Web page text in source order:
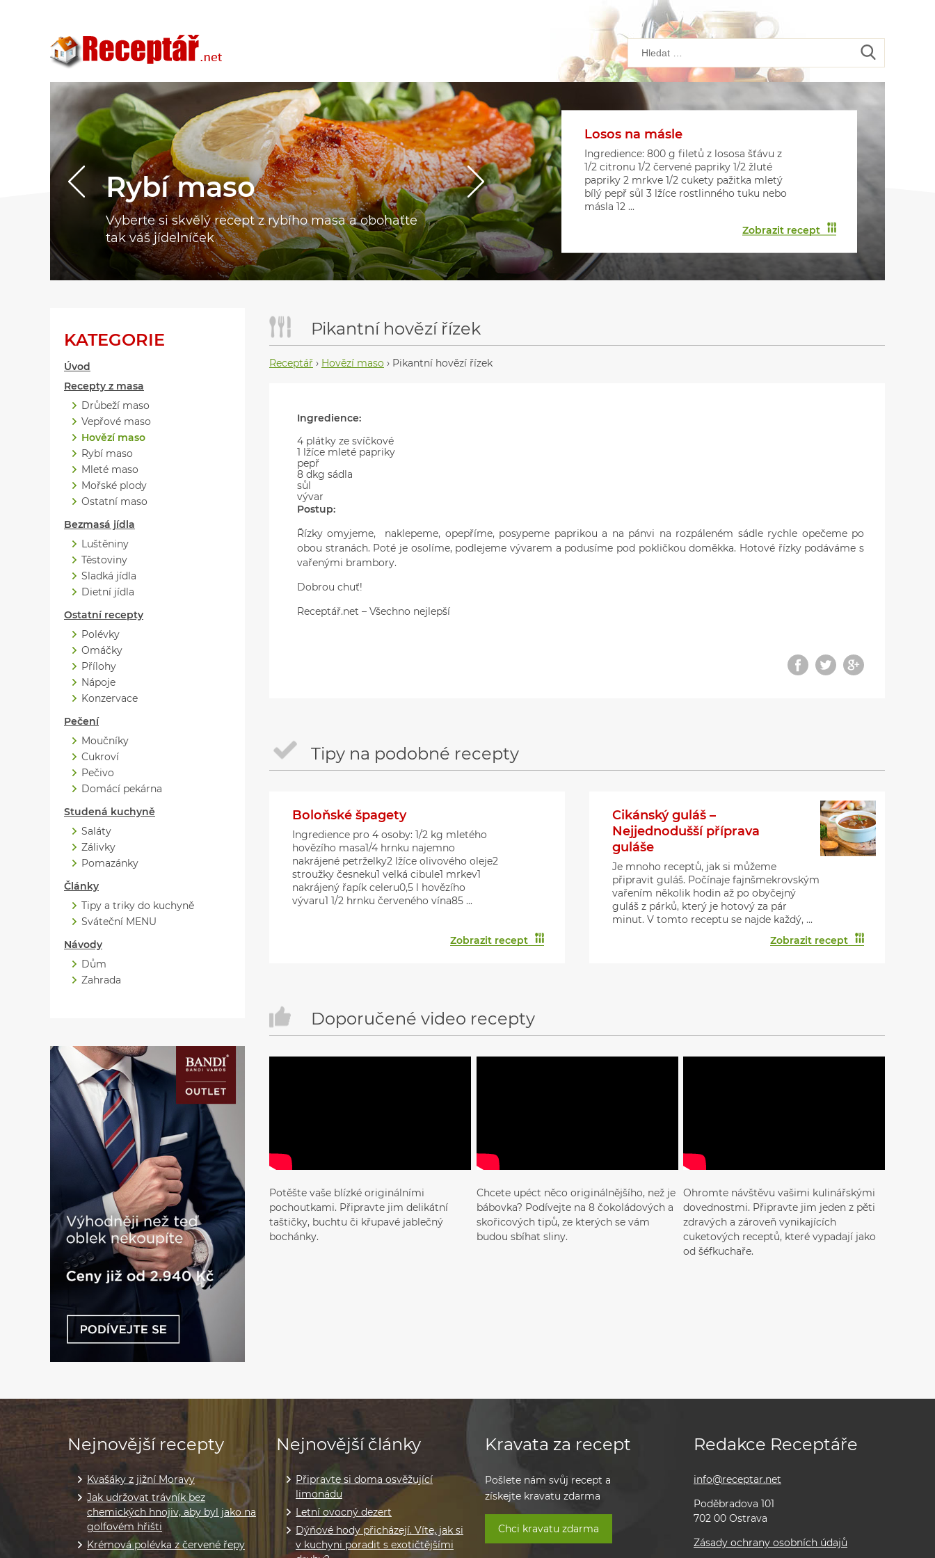
Rybí maso
Vyberte si skvělý recept z rybího masa a obohaťte
tak váš jídelníček
Losos na másle
Ingredience: 800 g filetů z lososa šťávu z
1/2 citronu 1/2 červené papriky 1/2 žluté
papriky 2 mrkve 1/2 cukety pažitka mletý
bílý pepř sůl 3 lžíce rostlinného tuku nebo
másla 12 ...
Zobrazit recept
Květákové placičky s houbami
Srdíčkové muffiny
KATEGORIE
Úvod
Recepty z masa
Drůbeží maso
Vepřové maso
Hovězí maso
Rybí maso
Mleté maso
Mořské plody
Ostatní maso
Bezmasá jídla
Luštěniny
Těstoviny
Sladká jídla
Dietní jídla
Ostatní recepty
Polévky
Omáčky
Přílohy
Nápoje
Konzervace
Pečení
Moučníky
Cukroví
Pečivo
Domácí pekárna
Studená kuchyně
Saláty
Zálivky
Pomazánky
Články
Tipy a triky do kuchyně
Sváteční MENU
Návody
Dům
Zahrada
Pikantní hovězí řízek
Receptář › Hovězí maso › Pikantní hovězí řízek
Ingredience:
4 plátky ze svíčkové
1 lžíce mleté papriky
pepř
8 dkg sádla
sůl
vývar
Postup:
Řízky omyjeme, naklepeme, opepříme, posypeme paprikou a na pánvi na rozpáleném sádle rychle opečeme po
obou stranách. Poté je osolíme, podlejeme vývarem a podusíme pod pokličkou doměkka. Hotové řízky podáváme s
vařenými brambory.
Dobrou chuť!
Receptář.net – Všechno nejlepší
Tipy na podobné recepty
Boloňské špagety
Ingredience pro 4 osoby: 1/2 kg mletého
hovězího masa1/4 hrnku najemno
nakrájené petrželky2 lžíce olivového oleje2
stroužky česneku1 velká cibule1 mrkev1
nakrájený řapík celeru0,5 l hovězího
vývaru1 1/2 hrnku červeného vína85 ...
Zobrazit recept
Cikánský guláš –
Nejjednodušší příprava
guláše
Je mnoho receptů, jak si můžeme
připravit guláš. Počínaje fajnšmekrovským
vařením několik hodin až po obyčejný
guláš z párků, který je hotový za pár
minut. V tomto receptu se najde každý, ...
Zobrazit recept
Doporučené video recepty
Potěšte vaše blízké originálními
pochoutkami. Připravte jim delikátní
taštičky, buchtu či křupavé jablečný
bochánky.
Chcete upéct něco originálnějšího, než je
bábovka? Podívejte na 8 čokoládových a
skořicových tipů, ze kterých se vám
budou sbíhat sliny.
Ohromte návštěvu vašimi kulinářskými
dovednostmi. Připravte jim jeden z pěti
zdravých a zároveň vynikajících
cuketových receptů, které vypadají jako
od šéfkuchaře.
Nejnovější recepty
Kvašáky z jižní Moravy
Jak udržovat trávník bez
chemických hnojiv, aby byl jako na
golfovém hřišti
Krémová polévka z červené řepy
Nejnovější články
Připravte si doma osvěžující
limonádu
Letní ovocný dezert
Dýňové hody přicházejí. Víte, jak si
v kuchyni poradit s exotičtějšími
Kravata za recept
Pošlete nám svůj recept a
získejte kravatu zdarma
Chci kravatu zdarma
Redakce Receptáře
info@receptar.net
Poděbradova 101
702 00 Ostrava
Zásady ochrany osobních údajů